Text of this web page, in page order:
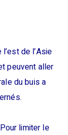
de l’Asie
peuvent aller
du buis a
limiter le